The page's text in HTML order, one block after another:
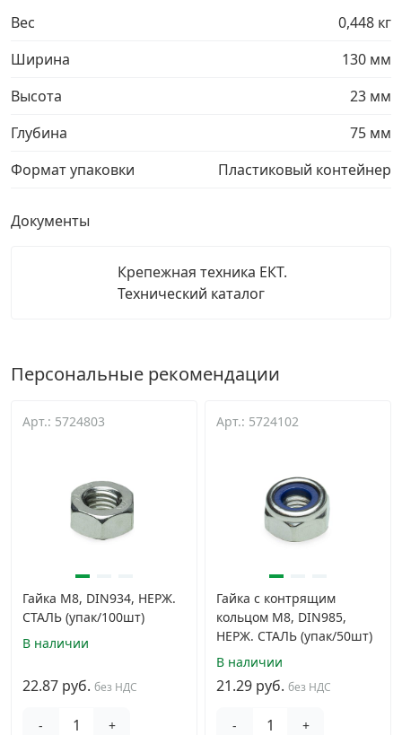
Перфорированный крепеж ›
Скобяные изделия и мебельная фурнитура
Вес
0,448 кг
Ширина
130 мм
Высота
23 мм
Глубина
75 мм
Формат упаковки
Пластиковый контейнер
Документы
Крепежная техника ЕКТ.
Технический каталог
Персональные рекомендации
Арт.: 5724803
Гайка М8, DIN934, НЕРЖ.
СТАЛЬ (упак/100шт)
В наличии
22.87 руб. без НДС
- +
Арт.: 5724102
Гайка с контрящим
кольцом М8, DIN985,
НЕРЖ. СТАЛЬ (упак/50шт)
В наличии
21.29 руб. без НДС
- +